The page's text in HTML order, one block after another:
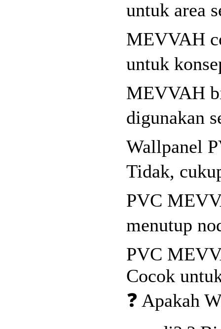
untuk area
MEVVAH
untuk
MEVVAH
digunakan
Wallpanel
Tidak,
PVC
menutup
PVC
Cocok
❓ Apakah